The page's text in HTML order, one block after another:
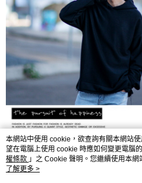
本網站中使用 cookie，欲查詢有關本網站
望在電腦上使用 cookie 時應如何變更電腦
權條款 」之 Cookie 聲明。您繼續使用本
用條款之 Cookie 聲明使用 cookie。
了解更多 >